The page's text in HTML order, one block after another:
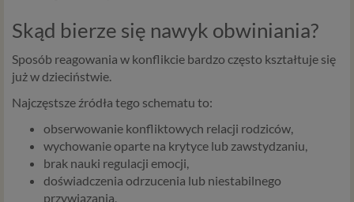
Skąd bierze się nawyk obwiniania?
Sposób reagowania w konflikcie bardzo często kształtuje się
już w dzieciństwie.
Najczęstsze źródła tego schematu to:
obserwowanie konfliktowych relacji rodziców,
wychowanie oparte na krytyce lub zawstydzaniu,
brak nauki regulacji emocji,
doświadczenia odrzucenia lub niestabilnego
przywiązania,